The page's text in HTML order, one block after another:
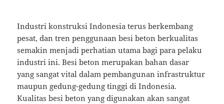
Industri konstruksi Indonesia terus berkembang
pesat, dan tren penggunaan besi beton berkualitas
semakin menjadi perhatian utama bagi para pelaku
industri ini. Besi beton merupakan bahan dasar
yang sangat vital dalam pembangunan infrastruktur
maupun gedung-gedung tinggi di Indonesia.
Kualitas besi beton yang digunakan akan sangat